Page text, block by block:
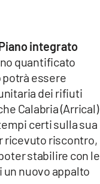
integrato
quantificato
potrà essere
dei rifiuti
Calabria (Arrical)
certi sulla sua
ricevuto riscontro,
stabilire con le
un nuovo appalto